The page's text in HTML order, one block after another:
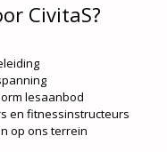
CivitaS?
lesaanbod
en fitnessinstructeurs
op ons terrein